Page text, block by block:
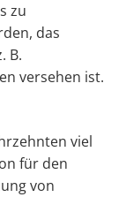
zu
das
B.
versehen ist.
viel
für den
von